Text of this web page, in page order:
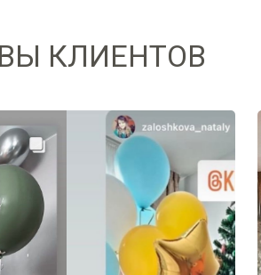
КЛИЕНТОВ